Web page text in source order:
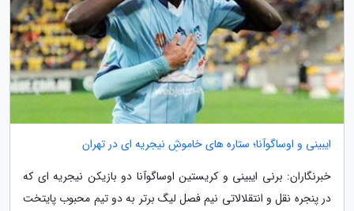
ایبینی و اوساگوآنا؛ ستاره های خاموشِ نیجریه ای در تهران
خبرنگاران: برنی ایبینی و کریستین اوساگوآنا دو بازیکن نیجریه ای که
در پنجره نقل و انتقلالاتی نیم فصل لیگ برتر به دو تیم محبوب پایتخت